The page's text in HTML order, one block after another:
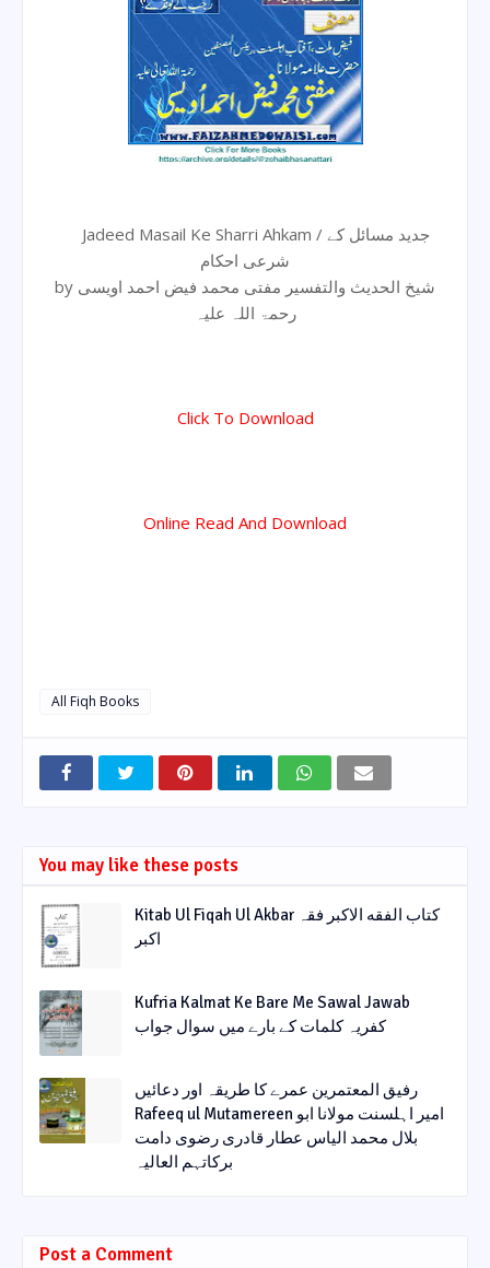
Jadeed Masail Ke Sharri Ahkam / جدید مسائل کے
شرعی احکام
by شیخ الحدیث والتفسیر مفتی محمد فیض احمد اویسی
رحمۃ اللہ علیہ
Click To Download
Online Read And Download
All Fiqh Books
You may like these posts
Kitab Ul Fiqah Ul Akbar کتاب الفقه الاکبر فقہ
اکبر
Kufria Kalmat Ke Bare Me Sawal Jawab
کفریہ کلمات کے بارے میں سوال جواب
رفیق المعتمرین عمرے کا طریقہ اور دعائیں
Rafeeq ul Mutamereen امیر اہلسنت مولانا ابو
بلال محمد الیاس عطار قادری رضوی دامت
برکاتہم العالیہ
Post a Comment